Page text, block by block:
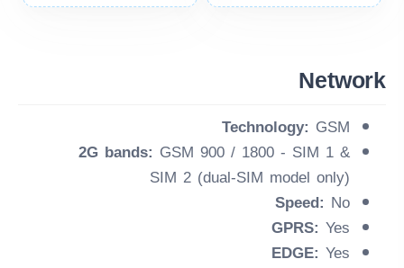
Network
Technology: GSM
2G bands: GSM 900 / 1800 - SIM 1 &
SIM 2 (dual-SIM model only)
Speed: No
GPRS: Yes
EDGE: Yes